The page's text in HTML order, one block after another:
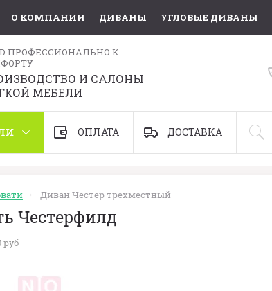
О КОМПАНИИ ДИВАНЫ УГЛОВЫЕ ДИВАНЫ
ПРОФЕССИОНАЛЬНО К
И САЛОНЫ
МЕБЕЛИ
ОПЛАТА ДОСТАВКА
Диван Честер трехместный
Честерфилд
руб